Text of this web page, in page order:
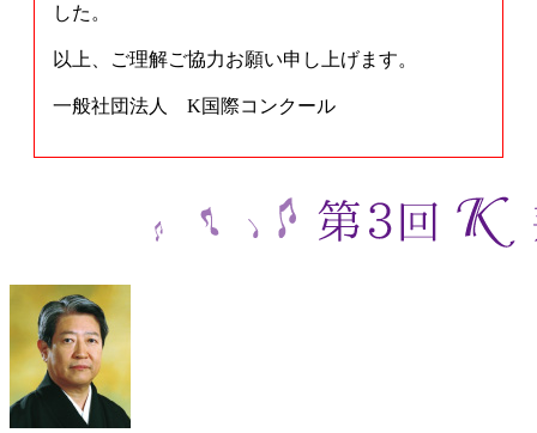
した。
以上、ご理解ご協力お願い申し上げます。
一般社団法人 K国際コンクール